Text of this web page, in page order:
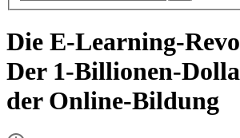
Die E-Learning-
Der 1-Billionen-
der Online-Bildung